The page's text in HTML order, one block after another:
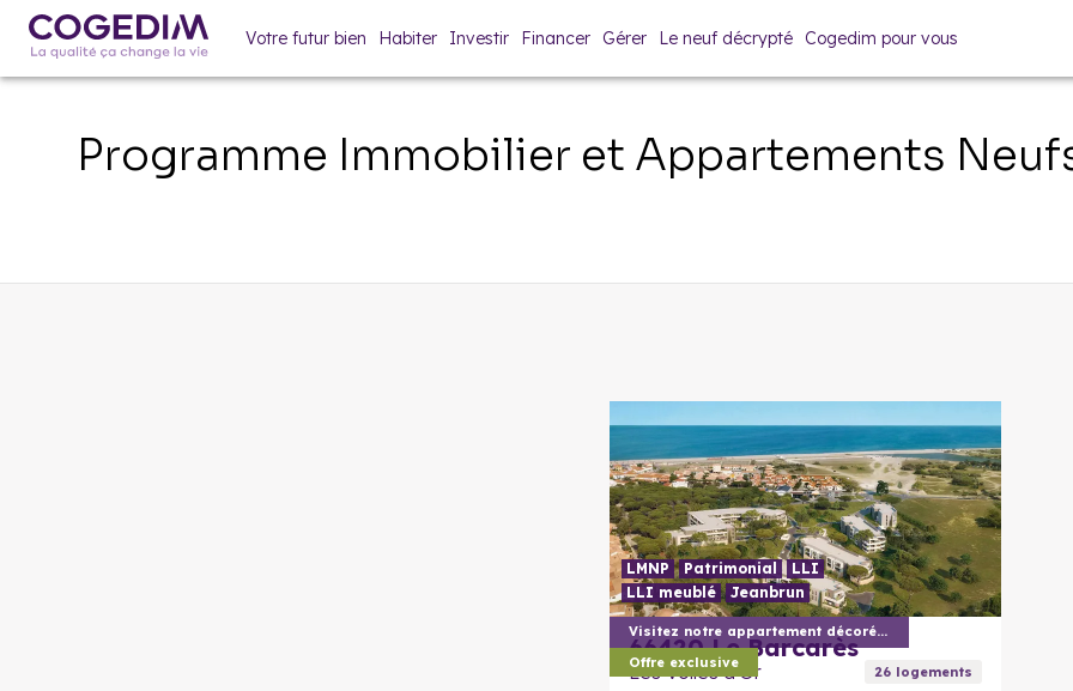
Votre futur bien Habiter Investir Financer Gérer Le neuf décrypté Cogedim pour vous
Programme Immobilier et Appartements
Visitez notre appartement décoré sur ren
Offre exclusive
LMNP Patrimonial
LLI
LLI meublé
Jeanbrun
66420 Le Barcarès
Les Voiles d'Or 26logements